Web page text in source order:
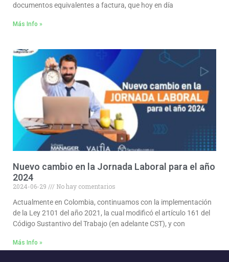
documentos equivalentes a factura, que hoy en día
Más Info »
Nuevo cambio en la Jornada Laboral para el año
2024
2024-06-29
No hay comentarios
Actualmente en Colombia, continuamos con la implementación
de la Ley 2101 del año 2021, la cual modificó el artículo 161 del
Código Sustantivo del Trabajo (en adelante CST), y con
Más Info »